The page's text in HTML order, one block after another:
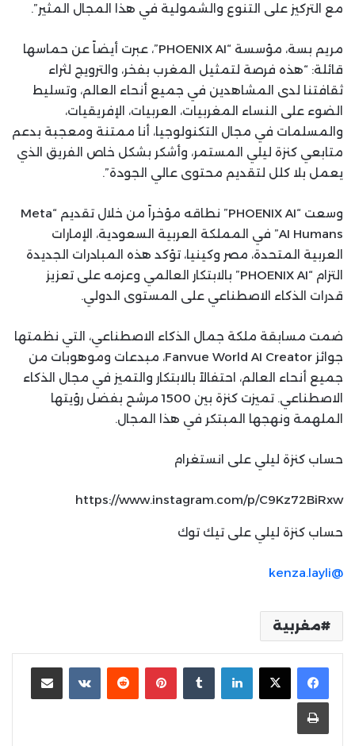
مع التركيز على التنوع والشمولية في هذا المجال المثير”.
مريم بسة، مؤسسة “PHOENIX AI”، عبرت أيضاً عن حماسها
قائلة: “هذه فرصة لتمثيل المغرب بفخر، والترويج لثراء
ثقافتنا لدى المشاهدين في جميع أنحاء العالم، وتسليط
الضوء على النساء المغربيات، العربيات، الإفريقيات،
والمسلمات في مجال التكنولوجيا، أنا ممتنة ومعجبة بدعم
متابعي كنزة ليلي المستمر، وأشكر بشكل خاص الفريق الذي
يعمل بلا كلل لتقديم محتوى عالي الجودة”.
وسعت “PHOENIX AI” نطاقه مؤخراً من خلال تقديم “Meta
AI Humans” في المملكة العربية السعودية، الإمارات
العربية المتحدة، مصر وكينيا، تؤكد هذه المبادرات الجديدة
التزام “PHOENIX AI” بالابتكار العالمي وعزمه على تعزيز
قدرات الذكاء الاصطناعي على المستوى الدولي.
ضمت مسابقة ملكة جمال الذكاء الاصطناعي، التي نظمتها
جوائز Fanvue World AI Creator، مبدعات وموهوبات من
جميع أنحاء العالم، احتفالاً بالابتكار والتميز في مجال الذكاء
الاصطناعي. تميزت كنزة بين 1500 مرشح بفضل رؤيتها
الملهمة ونهجها المبتكر في هذا المجال.
حساب كنزة ليلي على انستغرام
https://www.instagram.com/p/C9Kz72BiRxw
حساب كنزة ليلي على تيك توك
@kenza.layli
مغربية
لينكدإن بينتيريست مشاركة عبر البريد
طباعة